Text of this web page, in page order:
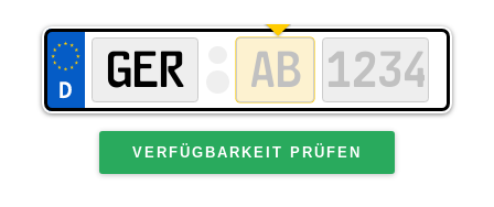
VERFÜGBARKEIT PRÜFEN